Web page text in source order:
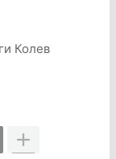
Колев